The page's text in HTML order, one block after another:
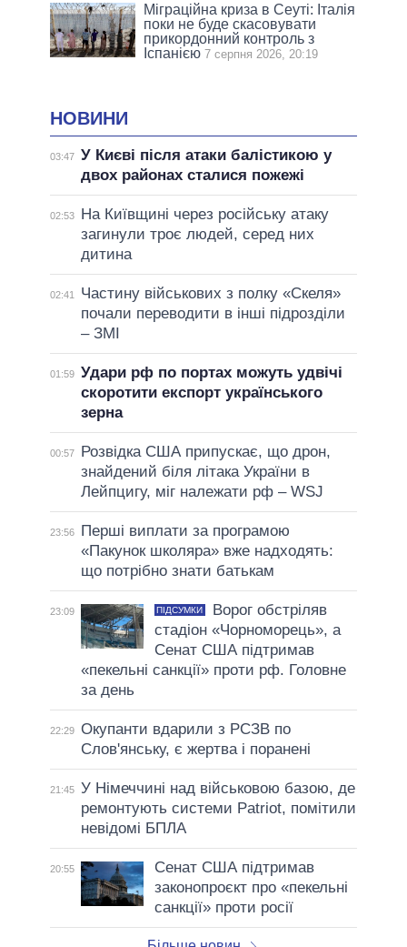
Міграційна криза в Сеуті: Італія
поки не буде скасовувати
прикордонний контроль з
Іспанією 7 серпня 2026, 20:19
НОВИНИ
03:47 У Києві після атаки балістикою у
двох районах сталися пожежі
02:53
На Київщині через російську атаку
загинули троє людей, серед них
дитина
02:41
Частину військових з полку «Скеля»
почали переводити в інші підрозділи
– ЗМІ
01:59 Удари рф по портах можуть удвічі
скоротити експорт українського
зерна
00:57
Розвідка США припускає, що дрон,
знайдений біля літака України в
Лейпцигу, міг належати рф – WSJ
23:56
Перші виплати за програмою
«Пакунок школяра» вже надходять:
що потрібно знати батькам
23:09 ПІДСУМКИ
Ворог обстріляв
стадіон «Чорноморець», а
Сенат США підтримав
«пекельні санкції» проти рф. Головне
за день
22:29 Окупанти вдарили з РСЗВ по
Слов'янську, є жертва і поранені
21:45 У Німеччині над військовою базою, де
ремонтують системи Patriot, помітили
невідомі БПЛА
20:55
Сенат США підтримав
законопроєкт про «пекельні
санкції» проти росії